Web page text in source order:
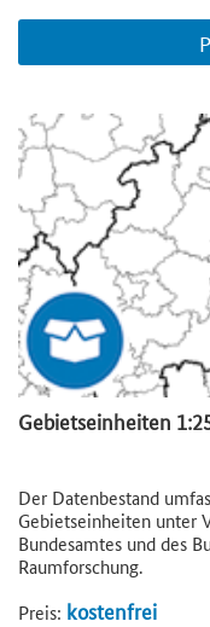
Gebietseinheiten
Der Datenbestand
Gebietseinheiten unter
Bundesamtes und des
Raumforschung.
Preis: kostenfrei